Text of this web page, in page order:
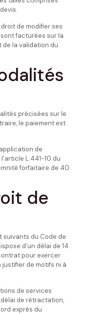
de modifier ses
facturées sur la
de la validation du
précisées sur le
le paiement est
de
L.441-10 du
forfaitaire de 40
de
suivants du Code de
d’un délai de 14
pour exercer
de motifs ni à
de services
de rétractation,
exprès du